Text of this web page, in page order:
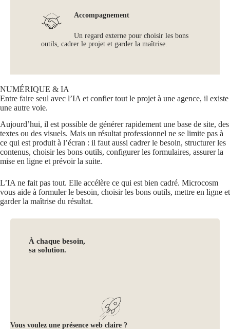
Accompagnement
Un regard externe pour choisir les bons
outils, cadrer le projet et garder la maîtrise.
NUMÉRIQUE & IA
Entre faire seul avec l’IA et confier tout le projet à une agence, il existe
une autre voie.
Aujourd’hui, il est possible de générer rapidement une base de site, des
textes ou des visuels. Mais un résultat professionnel ne se limite pas à
ce qui est produit à l’écran : il faut aussi cadrer le besoin, structurer les
contenus, choisir les bons outils, configurer les formulaires, assurer la
mise en ligne et prévoir la suite.
L’IA ne fait pas tout. Elle accélère ce qui est bien cadré. Microcosm
vous aide à formuler le besoin, choisir les bons outils, mettre en ligne et
garder la maîtrise du résultat.
À chaque besoin,
sa solution.
Vous voulez une présence web claire ?